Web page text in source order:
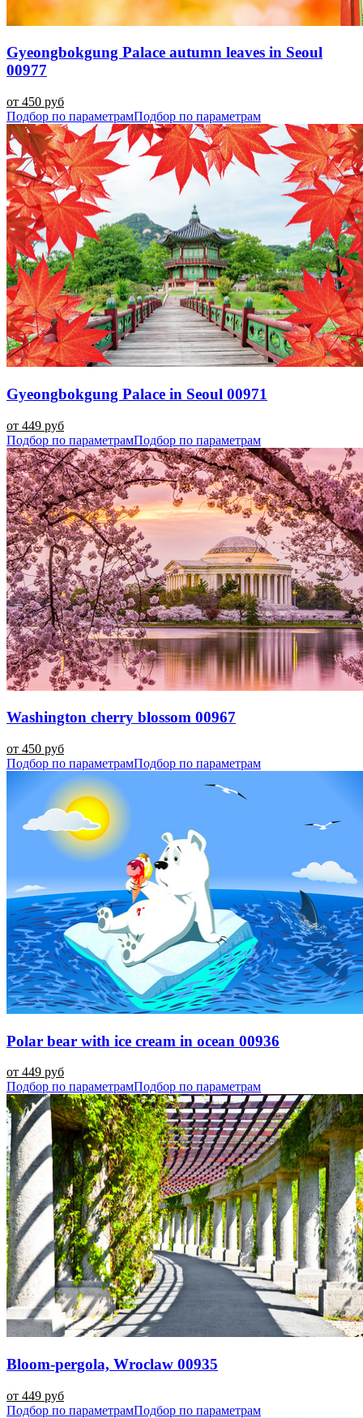
Gyeongbokgung Palace autumn leaves in Seoul
00977
от 450 руб
Подбор по параметрамПодбор по параметрам
Gyeongbokgung Palace in Seoul 00971
от 449 руб
Подбор по параметрамПодбор по параметрам
Washington cherry blossom 00967
от 450 руб
Подбор по параметрамПодбор по параметрам
Polar bear with ice cream in ocean 00936
от 449 руб
Подбор по параметрамПодбор по параметрам
Bloom-pergola, Wroclaw 00935
от 449 руб
Подбор по параметрамПодбор по параметрам